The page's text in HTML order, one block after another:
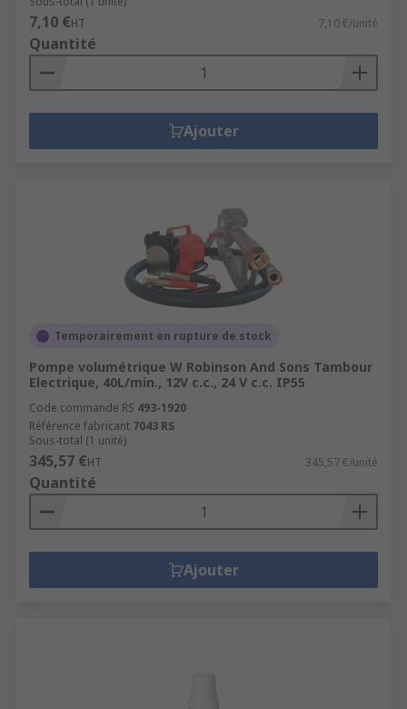
7,10 €HT 7,10 €/unité
Quantité
Ajouter
Temporairement en rupture de stock
Pompe volumétrique W Robinson And Sons Tambour
Electrique, 40L/min., 12V c.c., 24 V c.c. IP55
Code commande RS 493-1920
Référence fabricant 7043 RS
Sous-total (1 unité)
345,57 €HT 345,57 €/unité
Quantité
Ajouter